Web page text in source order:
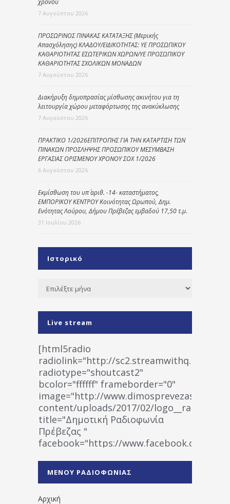
7 Αυγούστου 2026
ΠΡΟΣΩΡΙΝΟΣ ΠΙΝΑΚΑΣ ΚΑΤΑΤΑΞΗΣ (Μερικής
Απασχόλησης) ΚΛΑΔΟΥ/ΕΙΔΙΚΟΤΗΤΑΣ: ΥΕ ΠΡΟΣΩΠΙΚΟΥ
ΚΑΘΑΡΙΟΤΗΤΑΣ ΕΣΩΤΕΡΙΚΩΝ ΧΩΡΩΝ/ΥΕ ΠΡΟΣΩΠΙΚΟΥ
ΚΑΘΑΡΙΟΤΗΤΑΣ ΣΧΟΛΙΚΩΝ ΜΟΝΑΔΩΝ
7 Αυγούστου 2026
Διακήρυξη δημοπρασίας μίσθωσης ακινήτου για τη
λειτουργία χώρου μεταφόρτωσης της ανακύκλωσης
7 Αυγούστου 2026
ΠΡΑΚΤΙΚΟ 1/2026ΕΠΙΤΡΟΠΗΣ ΓΙΑ ΤΗΝ ΚΑΤΑΡΤΙΣΗ ΤΩΝ
ΠΙΝΑΚΩΝ ΠΡΟΣΛΗΨΗΣ ΠΡΟΣΩΠΙΚΟΥ ΜΕΣΥΜΒΑΣΗ
ΕΡΓΑΣΙΑΣ ΟΡΙΣΜΕΝΟΥ ΧΡΟΝΟΥ ΣΟΧ 1/2026
6 Αυγούστου 2026
Εκμίσθωση του υπ΄ αριθ. -14- καταστήματος,
ΕΜΠΟΡΙΚΟΥ ΚΕΝΤΡΟΥ Κοινότητας Ωρωπού, Δημ.
Ενότητας Λούρου, Δήμου Πρέβεζας εμβαδού 17,50 τ.μ.
31 Ιουλίου 2026
Ιστορικό
Ιστορικό
Live stream
[html5radio
radiolink="http://
radiotype="shoutcast2"
bcolor="ffffff" frameborder="0"
image="http://www.dimosprevezas.gr/wp-
content/uploads/2017/02/
title="Δημοτική Ραδιοφωνία
Πρέβεζας "
facebook="https://www.facebook.com/
1531194763766854/" artist="" ]
ΜΕΝΟΥ ΡΑΔΙΟΦΩΝΙΑΣ
Αρχική